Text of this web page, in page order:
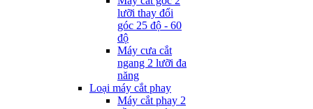
lưỡi thay đổi
góc 25 độ - 60
độ
Máy cưa cắt
ngang 2 lưỡi đa
năng
Loại máy cắt phay
Máy cắt phay 2